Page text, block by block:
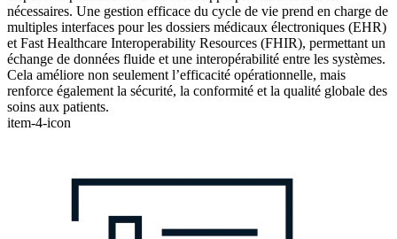
nécessaires. Une gestion efficace du cycle de vie prend en charge de
multiples interfaces pour les dossiers médicaux électroniques (EHR)
et Fast Healthcare Interoperability Resources (FHIR), permettant un
échange de données fluide et une interopérabilité entre les systèmes.
Cela améliore non seulement l’efficacité opérationnelle, mais
renforce également la sécurité, la conformité et la qualité globale des
soins aux patients.
item-4-icon